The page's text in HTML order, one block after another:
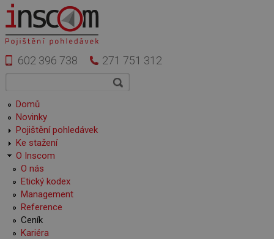
Přejít k hlavnímu obsahu
602 396 738 271 751 312
Hlavní menu
Domů
Novinky
Pojištění pohledávek
Ke stažení
O Inscom
O nás
Etický kodex
Management
Reference
Ceník
Kariéra